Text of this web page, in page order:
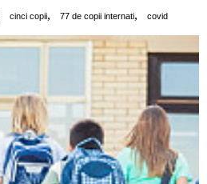
cinci copii, 77 de copii internati, covid